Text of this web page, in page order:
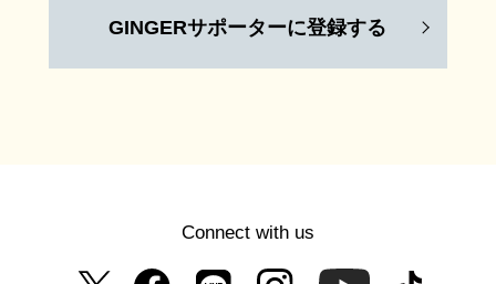
GINGERサポーターに登録する
Connect with us